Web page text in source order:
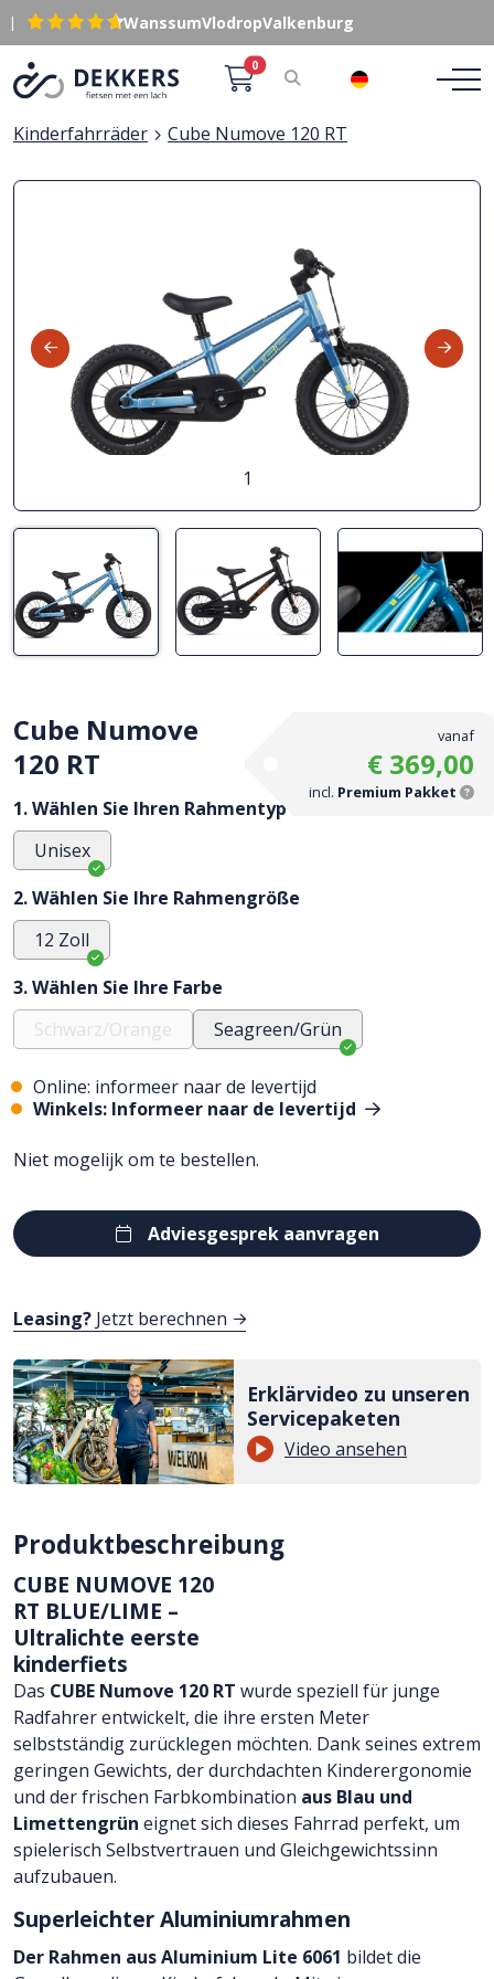
| WanssumVlodropValkenburg
0
Kinderfahrräder Cube Numove 120 RT
1
Cube Numove
120 RT
vanaf
€ 369,00
incl. Premium Pakket
1. Wählen Sie Ihren Rahmentyp
Unisex
2. Wählen Sie Ihre Rahmengröße
12 Zoll
3. Wählen Sie Ihre Farbe
Schwarz/Orange
Seagreen/Grün
Online: informeer naar de levertijd
Winkels: Informeer naar de levertijd
Niet mogelijk om te bestellen.
Adviesgesprek aanvragen
Leasing? Jetzt berechnen
Erklärvideo zu unseren
Servicepaketen
Video ansehen
Produktbeschreibung
CUBE NUMOVE 120
RT BLUE/LIME –
Ultralichte eerste
kinderfiets
Das CUBE Numove 120 RT wurde speziell für junge
Radfahrer entwickelt, die ihre ersten Meter
selbstständig zurücklegen möchten. Dank seines extrem
geringen Gewichts, der durchdachten Kinderergonomie
und der frischen Farbkombination aus Blau und
Limettengrün eignet sich dieses Fahrrad perfekt, um
spielerisch Selbstvertrauen und Gleichgewichtssinn
aufzubauen.
Superleichter Aluminiumrahmen
Der Rahmen aus Aluminium Lite 6061 bildet die